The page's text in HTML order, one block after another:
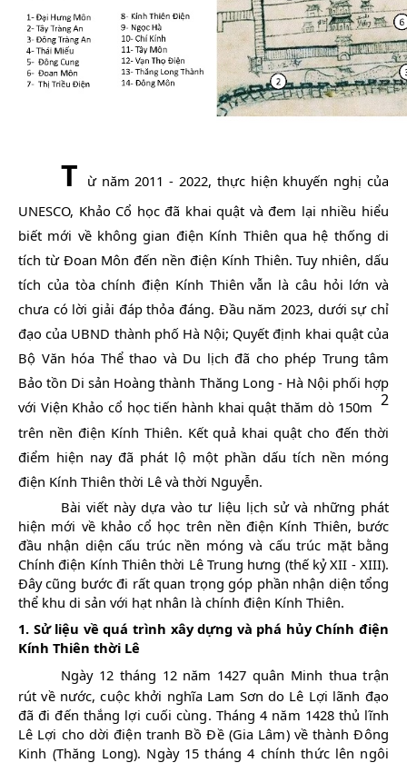
T ừ năm 2011 - 2022, thực hiện khuyến nghị của
UNESCO, Khảo Cổ học đã khai quật và đem lại nhiều hiểu
biết mới về không gian điện Kính Thiên qua hệ thống di
tích từ Đoan Môn đến nền điện Kính Thiên. Tuy nhiên, dấu
tích của tòa chính điện Kính Thiên vẫn là câu hỏi lớn và
chưa có lời giải đáp thỏa đáng. Đầu năm 2023, dưới sự chỉ
đạo của UBND thành phố Hà Nội; Quyết định khai quật của
Bộ Văn hóa Thể thao và Du lịch đã cho phép Trung tâm
Bảo tồn Di sản Hoàng thành Thăng Long - Hà Nội phối hợp
với Viện Khảo cổ học tiến hành khai quật thăm dò 150m 2
trên nền điện Kính Thiên. Kết quả khai quật cho đến thời
điểm hiện nay đã phát lộ một phần dấu tích nền móng
điện Kính Thiên thời Lê và thời Nguyễn.
Bài viết này dựa vào tư liệu lịch sử và những phát
hiện mới về khảo cổ học trên nền điện Kính Thiên, bước
đầu nhận diện cấu trúc nền móng và cấu trúc mặt bằng
Chính điện Kính Thiên thời Lê Trung hưng (thế kỷ XII - XIII).
Đây cũng bước đi rất quan trọng góp phần nhận diện tổng
thể khu di sản với hạt nhân là chính điện Kính Thiên.
1. Sử liệu về quá trình xây dựng và phá hủy Chính điện
Kính Thiên thời Lê
Ngày 12 tháng 12 năm 1427 quân Minh thua trận
rút về nước, cuộc khởi nghĩa Lam Sơn do Lê Lợi lãnh đạo
đã đi đến thắng lợi cuối cùng. Tháng 4 năm 1428 thủ lĩnh
Lê Lợi cho dời điện tranh Bồ Đề (Gia Lâm) về thành Đông
Kinh (Thăng Long). Ngày 15 tháng 4 chính thức lên ngôi